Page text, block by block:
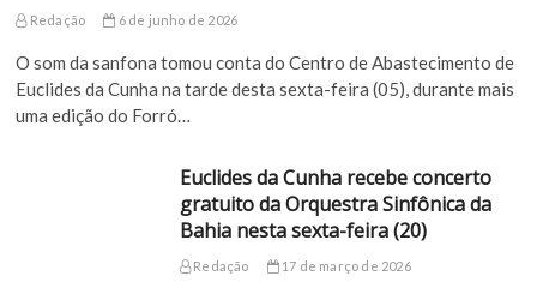
Redação 6 de junho de 2026
O som da sanfona tomou conta do Centro de Abastecimento de
Euclides da Cunha na tarde desta sexta-feira (05), durante mais
uma edição do Forró…
Euclides da Cunha recebe concerto
gratuito da Orquestra Sinfônica da
Bahia nesta sexta-feira (20)
Redação 17 de março de 2026